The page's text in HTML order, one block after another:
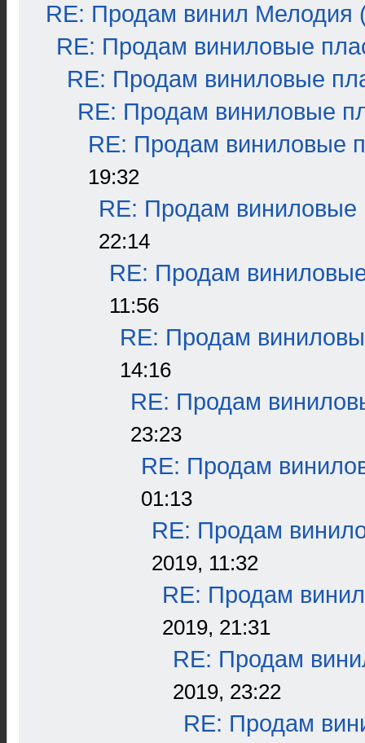
RE: Продам винил Мелодия
RE: Продам виниловые
RE: Продам виниловые
RE: Продам виниловые
RE: Продам виниловые
19:32
RE: Продам виниловые
22:14
RE: Продам
11:56
RE: Продам
14:16
RE: Продам
23:23
RE: Продам
01:13
RE: Продам
2019, 11:32
RE: Продам
2019, 21:31
RE: Продам
2019, 23:22
RE: Продам